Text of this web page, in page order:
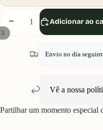
3
Diminuir
quantidade
Aumentar
Adicionar ao
Envio no dia
Vê a nossa
Partilhar um momento especial